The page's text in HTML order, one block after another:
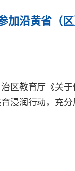
加沿黄省（
区教育厅《关
浸润行动，充